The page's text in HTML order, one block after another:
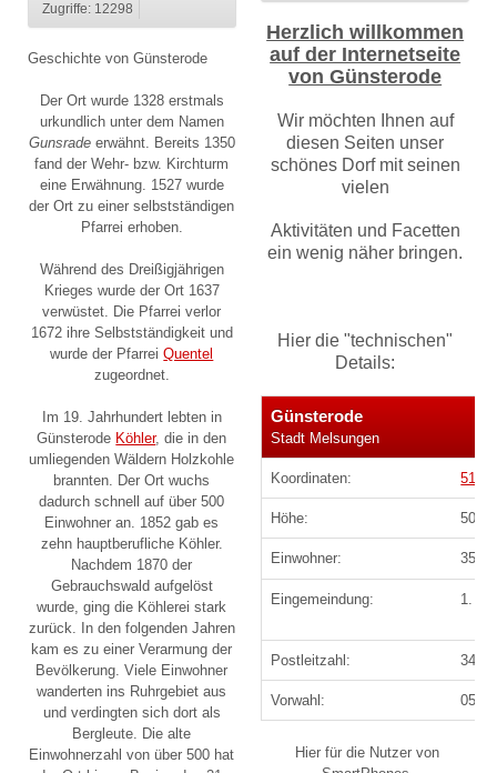
Zugriffe: 12298
Geschichte von Günsterode
Der Ort wurde 1328 erstmals
urkundlich unter dem Namen
Gunsradeerwähnt. Bereits 1350
fand der Wehr- bzw. Kirchturm
eine Erwähnung. 1527 wurde
der Ort zu einer selbstständigen
Pfarrei erhoben.
Während des Dreißigjährigen
Krieges wurde der Ort 1637
verwüstet. Die Pfarrei verlor
1672 ihre Selbstständigkeit und
wurde der PfarreiQuentel
zugeordnet.
Im 19. Jahrhundert lebten in
Günsterode Köhler, die in den
umliegenden Wäldern Holzkohle
brannten. Der Ort wuchs
dadurch schnell auf über 500
Einwohner an. 1852 gab es
zehn hauptberufliche Köhler.
Nachdem 1870 der
Gebrauchswald aufgelöst
wurde, ging die Köhlerei stark
zurück. In den folgenden Jahren
kam es zu einer Verarmung der
Bevölkerung. Viele Einwohner
wanderten ins Ruhrgebiet aus
und verdingten sich dort als
Bergleute. Die alte
Einwohnerzahl von über 500 hat
Herzlich willkommen
auf der Internetseite
von Günsterode
Wir möchten Ihnen auf
diesen Seiten unser
schönes Dorf mit seinen
vielen
Aktivitäten und Facetten
ein wenig näher bringen.
Hier die "technischen"
Details:
Günsterode
Stadt Melsungen
Koordinaten: 51°
Höhe: 500
Einwohner: 350
Eingemeindung: 1.
Postleitzahl:
Vorwahl:
Hier für die Nutzer von